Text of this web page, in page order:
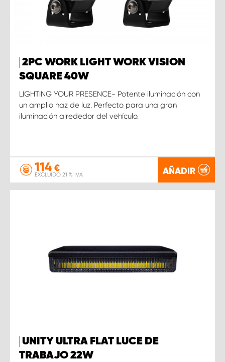
2PC WORK LIGHT WORK VISION
SQUARE 40W
LIGHTING YOUR PRESENCE- Potente iluminación con
un amplio haz de luz. Perfecto para una gran
iluminación alrededor del vehículo.
114 €
EXCLUIDO 21 % IVA AÑADIR
UNITY ULTRA FLAT LUCE DE
TRABAJO 22W